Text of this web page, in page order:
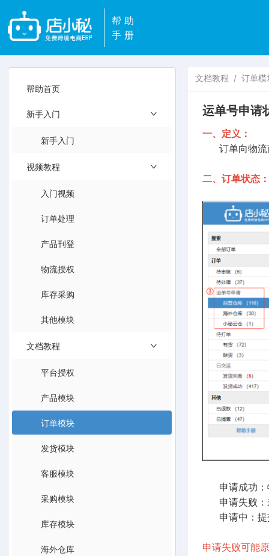
帮助
手册
帮助首页
新手入门
新手入门
视频教程
入门视频
订单处理
产品刊登
物流授权
库存采购
其他模块
文档教程
平台授权
产品模块
订单模块
发货模块
客服模块
采购模块
库存模块
海外仓库
文档教程 / 订单模
运单号申请
一、定义：
订单向物流
二、订单状态：
申请成功：
申请失败：
申请中：提
申请失败可能